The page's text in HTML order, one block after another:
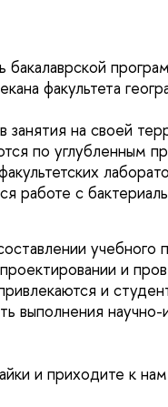
бакалаврской
факультета
на своей
по углубленным
работе с
учебного
и
и
выполнения научно-
и приходите к